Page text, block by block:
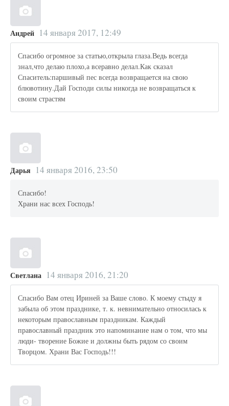
Андрей 14 января 2017, 12:49
Спасибо огромное за статью,открыла глаза.Ведь всегда
знал,что делаю плохо,а всеравно делал.Как сказал
Спаситель:паршивый пес всегда возвращается на свою
блювотину.Дай Господи силы никогда не возвращаться к
своим страстям
Дарья 14 января 2016, 23:50
Спасибо!
Храни нас всех Господь!
Светлана 14 января 2016, 21:20
Спасибо Вам отец Ириней за Ваше слово. К моему стыду я
забыла об этом празднике, т. к. невнимательно относилась к
некоторым православным праздникам. Каждый
православный праздник это напоминание нам о том, что мы
люди- творение Божие и должны быть рядом со своим
Творцом. Храни Вас Господь!!!